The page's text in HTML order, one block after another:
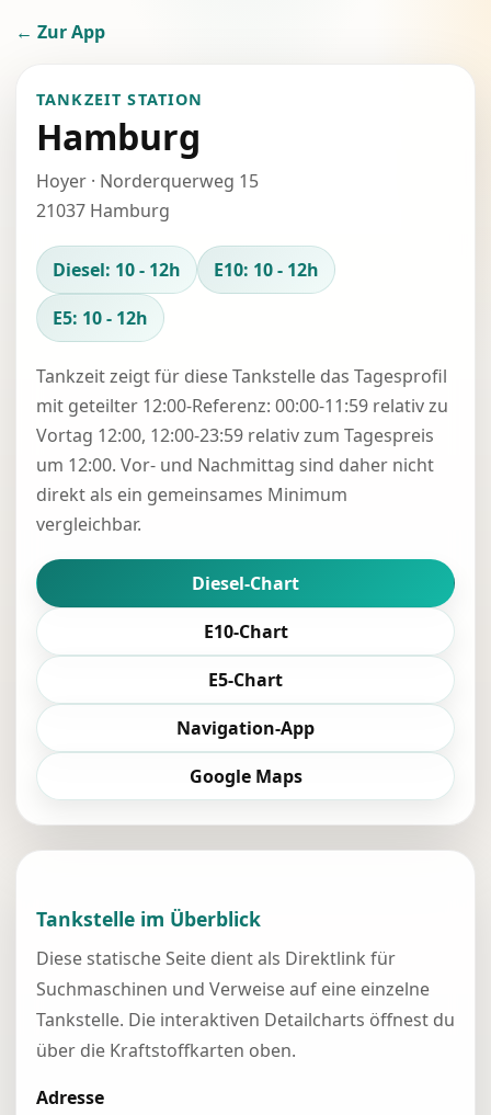
← Zur App
TANKZEIT STATION
Hamburg
Hoyer · Norderquerweg 15
21037 Hamburg
Diesel: 10 - 12h
E10: 10 - 12h
E5: 10 - 12h
Tankzeit zeigt für diese Tankstelle das Tagesprofil
mit geteilter 12:00-Referenz: 00:00-11:59 relativ zu
Vortag 12:00, 12:00-23:59 relativ zum Tagespreis
um 12:00. Vor- und Nachmittag sind daher nicht
direkt als ein gemeinsames Minimum
vergleichbar.
Diesel-Chart
E10-Chart
E5-Chart
Navigation-App
Google Maps
Tankstelle im Überblick
Diese statische Seite dient als Direktlink für
Suchmaschinen und Verweise auf eine einzelne
Tankstelle. Die interaktiven Detailcharts öffnest du
über die Kraftstoffkarten oben.
Adresse